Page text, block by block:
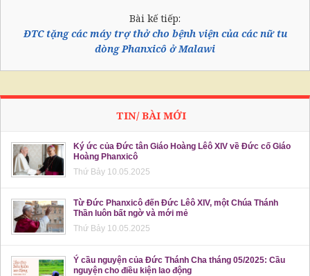
Bài kế tiếp:
ĐTC tặng các máy trợ thở cho bệnh viện của các nữ tu
dòng Phanxicô ở Malawi
TIN/ BÀI MỚI
Ký ức của Đức tân Giáo Hoàng Lêô XIV về Đức cố Giáo
Hoàng Phanxicô
Thứ Bảy 10.05.2025
Từ Đức Phanxicô đến Đức Lêô XIV, một Chúa Thánh
Thần luôn bất ngờ và mới mẻ
Thứ Bảy 10.05.2025
Ý cầu nguyện của Đức Thánh Cha tháng 05/2025: Cầu
nguyện cho điều kiện lao động